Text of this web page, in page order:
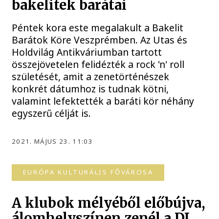
bakelitek barátai
Péntek kora este megalakult a Bakelit
Barátok Köre Veszprémben. Az Utas és
Holdvilág Antikváriumban tartott
összejövetelen felidézték a rock 'n' roll
születését, amit a zenetörténészek
konkrét dátumhoz is tudnak kötni,
valamint lefektették a baráti kör néhány
egyszerű célját is.
2021. MÁJUS 23. 11:03
EURÓPA KULTURÁLIS FŐVÁROSA
A klubok mélyéből előbújva,